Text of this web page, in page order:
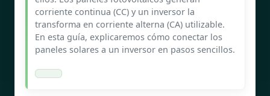
corriente continua (CC) y un inversor la
transforma en corriente alterna (CA) utilizable.
En esta guía, explicaremos cómo conectar los
paneles solares a un inversor en pasos sencillos.